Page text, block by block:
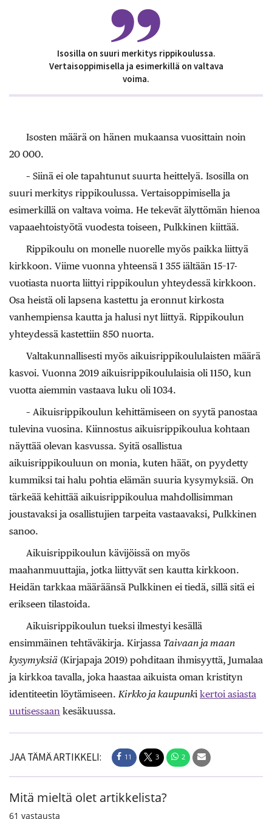
Isosilla on suuri merkitys rippikoulussa.
Vertaisoppimisella ja esimerkillä on valtava
voima.
Isosten määrä on hänen mukaansa vuosittain noin
20 000.
– Siinä ei ole tapahtunut suurta heittelyä. Isosilla on
suuri merkitys rippikoulussa. Vertaisoppimisella ja
esimerkillä on valtava voima. He tekevät älyttömän hienoa
vapaaehtoistyötä vuodesta toiseen, Pulkkinen kiittää.
Rippikoulu on monelle nuorelle myös paikka liittyä
kirkkoon. Viime vuonna yhteensä 1 355 iältään 15–17-
vuotiasta nuorta liittyi rippikoulun yhteydessä kirkkoon.
Osa heistä oli lapsena kastettu ja eronnut kirkosta
vanhempiensa kautta ja halusi nyt liittyä. Rippikoulun
yhteydessä kastettiin 850 nuorta.
Valtakunnallisesti myös aikuisrippikoululaisten määrä
kasvoi. Vuonna 2019 aikuisrippikoululaisia oli 1150, kun
vuotta aiemmin vastaava luku oli 1034.
– Aikuisrippikoulun kehittämiseen on syytä panostaa
tulevina vuosina. Kiinnostus aikuisrippikoulua kohtaan
näyttää olevan kasvussa. Syitä osallistua
aikuisrippikouluun on monia, kuten häät, on pyydetty
kummiksi tai halu pohtia elämän suuria kysymyksiä. On
tärkeää kehittää aikuisrippikoulua mahdollisimman
joustavaksi ja osallistujien tarpeita vastaavaksi, Pulkkinen
sanoo.
Aikuisrippikoulun kävijöissä on myös
maahanmuuttajia, jotka liittyvät sen kautta kirkkoon.
Heidän tarkkaa määräänsä Pulkkinen ei tiedä, sillä sitä ei
erikseen tilastoida.
Aikuisrippikoulun tueksi ilmestyi kesällä
ensimmäinen tehtäväkirja. Kirjassa Taivaan ja maan
kysymyksiä (Kirjapaja 2019) pohditaan ihmisyyttä, Jumalaa
ja kirkkoa tavalla, joka haastaa aikuista oman kristityn
identiteetin löytämiseen. Kirkko ja kaupunki kertoi asiasta
uutisessaan kesäkuussa.
JAA TÄMÄ ARTIKKELI: 11 3 2
Mitä mieltä olet artikkelista?
61 vastausta